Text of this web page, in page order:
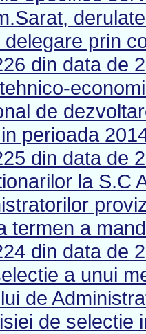
prin
din data de
de
perioada
din data de
la S.C
termen a
din data de
a unui
de
de selectie